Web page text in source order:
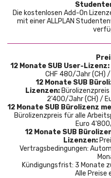
Die kostenlosen Add-On
mit einer ALLPLAN
12 Monate SUB User-Lizenz:
CHF 480/Jahr (CH)
12 Monate SUB
Lizenzen:
2'400/Jahr (CH) /
12 Monate SUB Bürolizenz
Bürolizenzpreis für alle
Euro
12 Monate SUB
Lizenzen:
Vertragsbedingungen:
Kündigungsfrist: 3 Monate
Alle Preise